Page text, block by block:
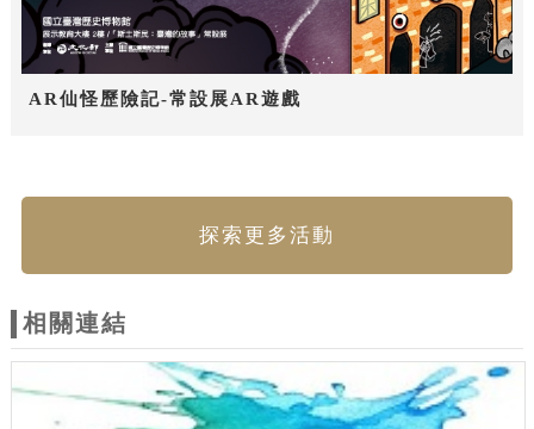
AR仙怪歷險記-常設展AR遊戲
探索更多活動
相關連結